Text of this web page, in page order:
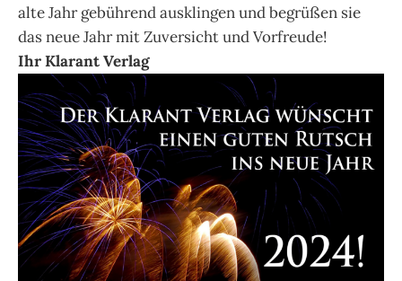
alte Jahr gebührend ausklingen und begrüßen sie
das neue Jahr mit Zuversicht und Vorfreude!
Ihr Klarant Verlag